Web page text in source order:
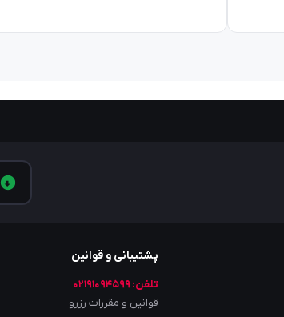
پشتیبانی و قوانین
تلفن: ۰۲۱۹۱۰۹۴۵۹۹
قوانین و مقررات رزرو